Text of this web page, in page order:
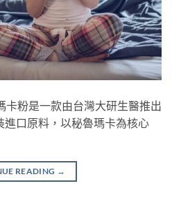
卡粉是一款由台灣大研生醫推出
口原料，以秘魯瑪卡為核心
READING →